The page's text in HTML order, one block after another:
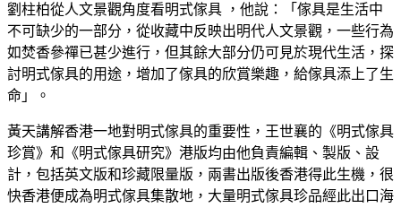
劉柱柏從人文景觀角度看明式傢具 ，他說：「傢具是生活中
不可缺少的一部分，從收藏中反映出明代人文景觀，一些行為
如焚香參禪已甚少進行，但其餘大部分仍可見於現代生活，探
討明式傢具的用途，增加了傢具的欣賞樂趣，給傢具添上了生
命」。
黃天講解香港一地對明式傢具的重要性，王世襄的《明式傢具
珍賞》和《明式傢具研究》港版均由他負責編輯、製版、設
計，包括英文版和珍藏限量版，兩書出版後香港得此生機，很
快香港便成為明式傢具集散地，大量明式傢具珍品經此出口海